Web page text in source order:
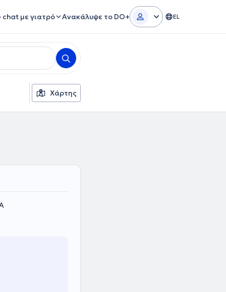
chat με γιατρό Ανακάλυψε το DO+ EL
Χάρτης